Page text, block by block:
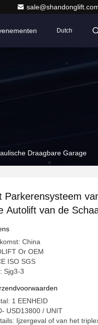
Dutch
Draagbare Garage
Parkerensysteem
Autolift van de
China
Or OEM
ISO SGS
Sjg3-3
1 EENHEID
USD13800 / UNIT
Ijzergeval of van het